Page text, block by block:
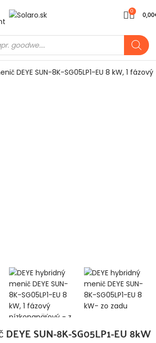
0 0,00
Hybridné meniče Deye meniče
SUN-8K-SG05LP1-EU 8kW